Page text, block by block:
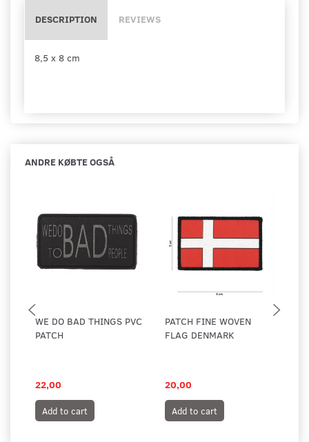
DESCRIPTION REVIEWS
8,5 x 8 cm
ANDRE KØBTE OGSÅ
WE DO BAD THINGS PVC
PATCH
22,00
Add to cart
PATCH FINE WOVEN
FLAG DENMARK
20,00
Add to cart